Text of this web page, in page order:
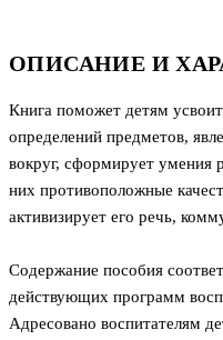
ОПИСАНИЕ И
Книга поможет детям
определений предметов,
вокруг, сформирует умения
них противоположные
активизирует его речь,
Содержание пособия
действующих программ
Адресовано воспитателям